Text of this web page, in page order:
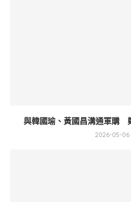
與韓國瑜、黃國昌溝通軍購
2026-05-06